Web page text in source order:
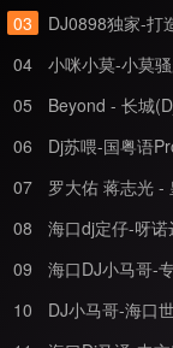
03 DJ0898独家-打造全中文
04 小咪小莫-小莫骚麦DJ
05 Beyond - 长城
06 Dj苏喂-国粤语Prog抖音近期
07 罗大佑 蒋志光 - 皇后大
08 海口dj定仔-呀诺达Dj校长
09 海口DJ小马哥-专为吴小敏(私人订制)打造全
10 DJ小马哥-海口世